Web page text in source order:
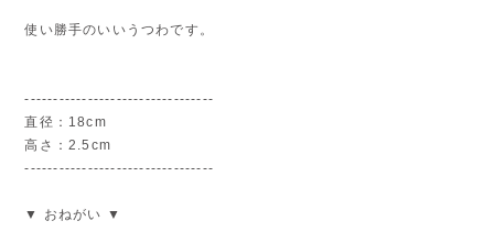
使い勝手のいいうつわです。
---------------------------------
直径：18cm
高さ：2.5cm
---------------------------------
▼ おねがい ▼